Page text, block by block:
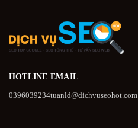
HOTLINE
0396039234
EMAIL
tuanld@dichvuseohot.com